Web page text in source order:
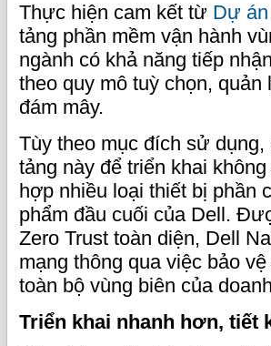
Thực hiện cam kết từ Dự
tảng phần mềm vận hành
ngành có khả năng tiếp
theo quy mô tuỳ chọn,
đám mây.
Tùy theo mục đích sử
tảng này để triển khai
hợp nhiều loại thiết bị phần
phẩm đầu cuối của Dell.
Zero Trust toàn diện, Dell
mạng thông qua việc bảo
toàn bộ vùng biên của
Triển khai nhanh hơn,